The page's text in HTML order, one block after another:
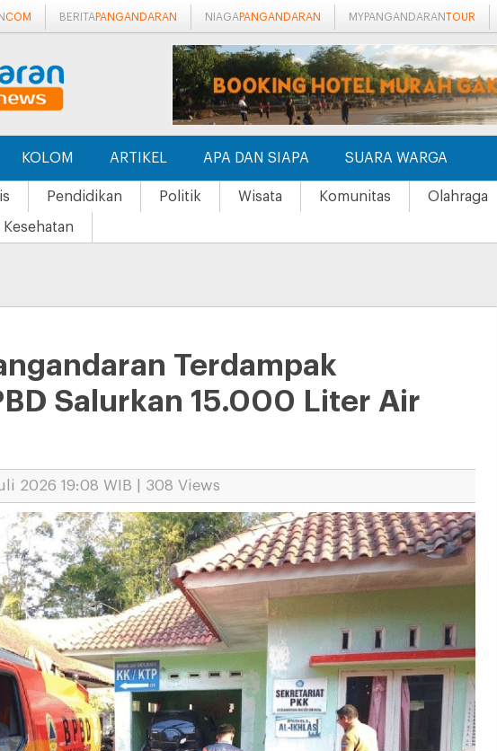
COM BERITA PANGANDARAN NIAGA PANGANDARAN MYPANGANDARANTOUR
KOLOM ARTIKEL APA DAN SIAPA SUARA WARGA
Pendidikan Politik Wisata Komunitas Olahraga
Kesehatan
Terdampak
Salurkan 15.000 Liter Air
2026 19:08 WIB | 308 Views